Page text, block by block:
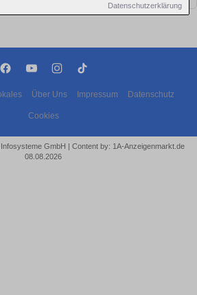
Datenschutzerklärung
Über Uns Impressum Datenschutz
Cookies
GmbH | Content by: 1A-Anzeigenmarkt.de
08.08.2026